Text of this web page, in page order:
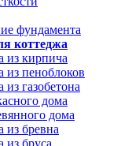
фундамента
коттеджа
из кирпича
из пеноблоков
из газобетона
дома
дома
из бревна
из бруса